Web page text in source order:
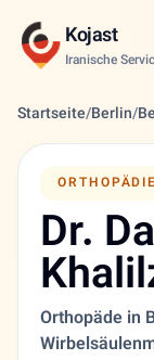
Kojast
Iranische
Startseite/Berlin/
ORTHOPÄDIE
Dr.
Orthopäde in